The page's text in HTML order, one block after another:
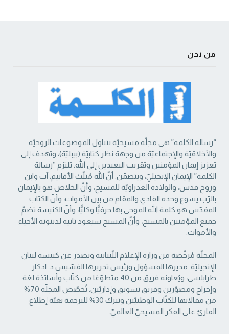
من نحن
“رسالة الكلمة” هي مجلّة مسيحيّة تتناول الموضوعات الروحيّة
والأخلاقيّة والإجتماعيّة من ‏وجهة نظر كتابيّة (بيبليّة)، وتهدف إلى
تعزيز إيمان المؤمنين وتقريب البعيدين إلى الله. تلتزم “رسالة
‏الكلمة” الإيمان الإنجيليّ، ويتضمّن: أنّ الله مُثلّث الأقانيم: آب وابن
وروح قدس، والولادة العذراويّة ‏للمسيح، وأنّ الخلاص هو بالإيمان
بالرّب يسوع وحده الفادي والمقام من بين الأموات، وأنّ الكتاب
‏المقدّس هو كلمة الله الموحى بها حرفيًّا وكليًّا، وأنّ الكنيسة تضمّ
جميع المؤمنين بالمسيح، وأنّ المسيح ‏سيعود ثانية لدينونة الأحياء
والأموات. ‏
المجلّة مُرخّصة من وزارة الإعلام اللّبنانية وتصدر عن كنيسة لبنان
الإنجيليّة. مديرها المسؤول ‏ورئيس تحريرها القسّيس د. ادكار
طرابلسي، ويُعاونه فريق من 40 متطوّعًا من كتّاب وأساتذة لغة
‏وإخراج ومصوّرين وفريق تسويق وإداريّين. تُخصّص المجلّة 70%
من مقالاتها للكتّاب الوطنيّين ‏وتترك 30% للترجمة بغيّة إطلاع
القارئ على الفكر المسيحيّ العالميّ.‏